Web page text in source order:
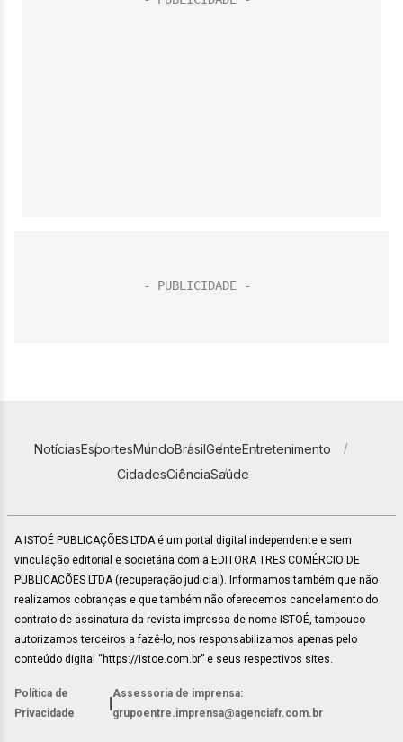
NotíciasEsportesMundoBrasilGenteEntretenimento
CidadesCiênciaSaúde
A ISTOÉ PUBLICAÇÕES LTDA é um portal digital independente e sem
vinculação editorial e societária com a EDITORA TRES COMÉRCIO DE
PUBLICACÕES LTDA (recuperação judicial). Informamos também que não
realizamos cobranças e que também não oferecemos cancelamento do
contrato de assinatura da revista impressa de nome ISTOÉ, tampouco
autorizamos terceiros a fazê-lo, nos responsabilizamos apenas pelo
conteúdo digital “https://istoe.com.br” e seus respectivos sites.
Política de
Privacidade
Assessoria de imprensa:
grupoentre.imprensa@agenciafr.com.br